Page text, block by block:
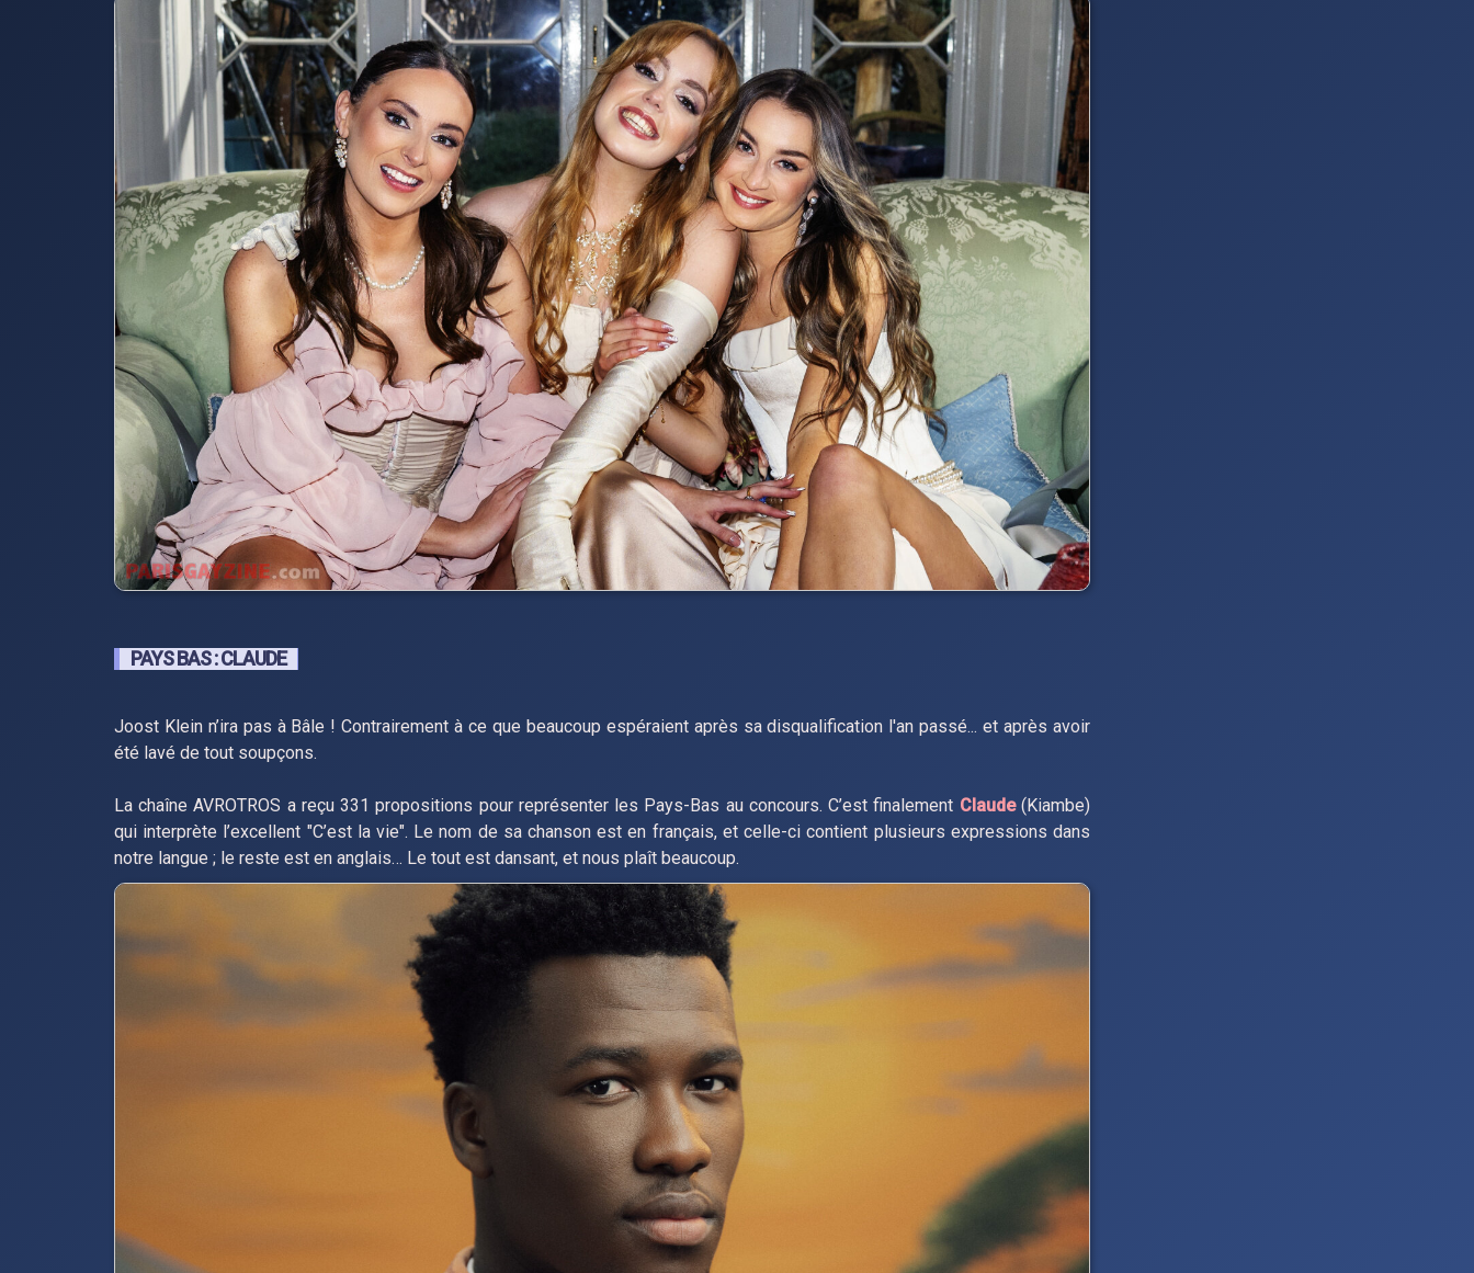
PAYS BAS : CLAUDE
Joost Klein n’ira pas à Bâle ! Contrairement à ce que beaucoup espéraient après sa disqualification l'an passé... et après avoir
été lavé de tout soupçons.
La chaîne AVROTROS a reçu 331 propositions pour représenter les Pays-Bas au concours. C’est finalement Claude(Kiambe)
qui interprète l’excellent "C’est la vie". Le nom de sa chanson est en français, et celle-ci contient plusieurs expressions dans
notre langue ; le reste est en anglais… Le tout est dansant, et nous plaît beaucoup.